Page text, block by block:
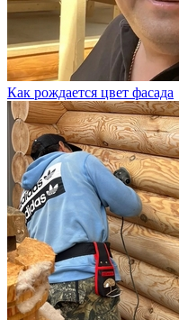
Как рождается цвет фасада